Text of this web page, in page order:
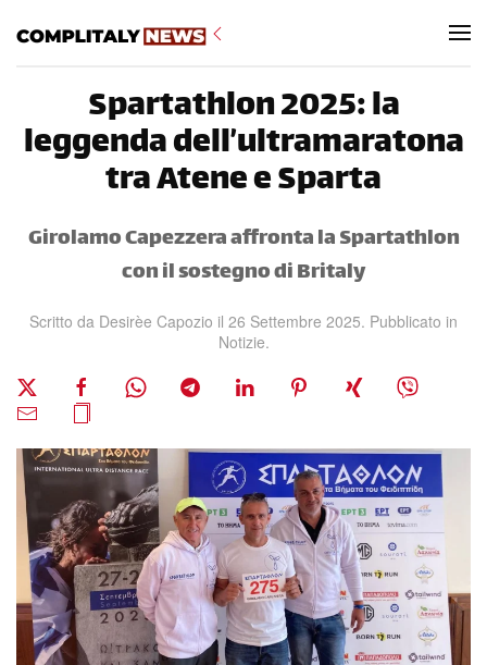
Spartathlon 2025: la
leggenda dell’ultramaratona
tra Atene e Sparta
Girolamo Capezzera affronta la Spartathlon
con il sostegno di Britaly
Scritto da Desirèe Capozio il 26 Settembre 2025. Pubblicato in
Notizie.